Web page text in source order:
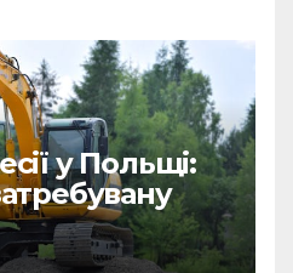
у Польщі:
та заробляти